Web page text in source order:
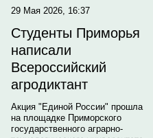
29 Мая 2026, 16:37
Студенты Приморья
написали
Всероссийский
агродиктант
Акция "Единой России" прошла
на площадке Приморского
государственного аграрно-